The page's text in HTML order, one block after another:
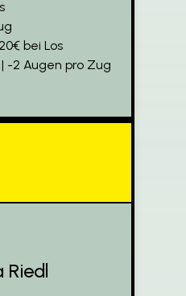
bei Los
-2 Augen pro Zug
Riedl